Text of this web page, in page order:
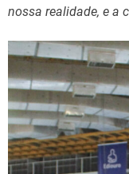
nossa realidade, e a